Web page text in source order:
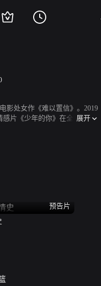
影处女作《难以置信》。2019
感片《少年的你》在全国公
河令》播出；5月4日，主演
《1921》上映；8月14日，
展开
预告片